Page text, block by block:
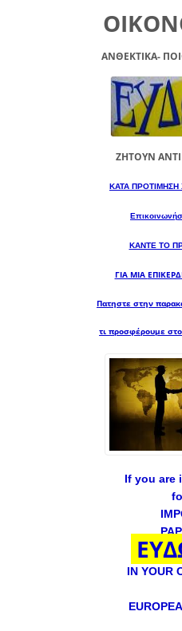
ΑΝΘΕΚΤΙΚΑ-
ΖΗΤΟΥΝ
ΚΑΤΑ
ΚΑΝΤΕ ΤΟ
ΓΙΑ ΜΙΑ
Πατηστε στην
τι προσφέρουμε
If you are
IN YOUR